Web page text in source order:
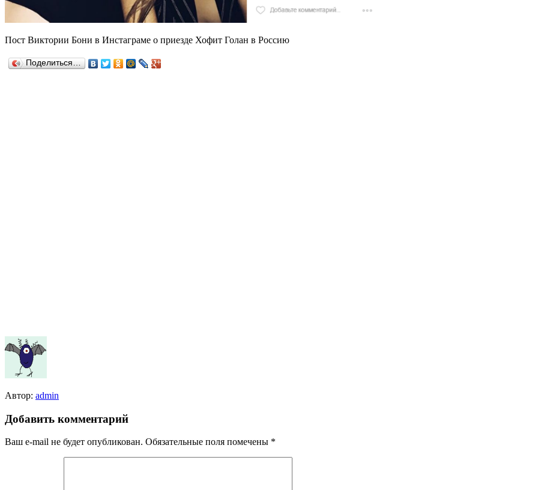
Пост Виктории Бони в Инстаграме о приезде Хофит Голан в Россию
Поделиться…
Автор: admin
Добавить комментарий
Ваш e-mail не будет опубликован. Обязательные поля помечены *